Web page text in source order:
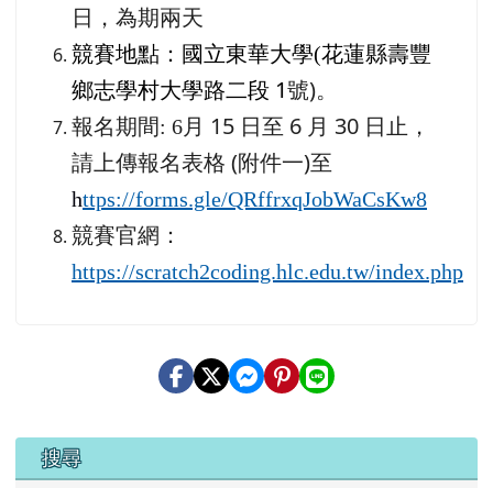
日，為期兩天
競賽地點：國立東華大學(花蓮縣壽豐
鄉志學村大學路二段 1號)。
報名期間: 6月 15 日至 6 月 30 日止，
請上傳報名表格 (附件一)至
https://forms.gle/QRffrxqJobWaCsKw8
競賽官網：
https://scratch2coding.hlc.edu.tw/index.php
右邊區域內容
搜尋